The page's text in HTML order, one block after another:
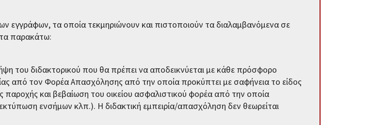
εγγράφων, τα οποία τεκμηριώνουν και πιστοποιούν τα διαλαμβανόμενα σε
παρακάτω:
του διδακτορικού που θα πρέπει να αποδεικνύεται με κάθε πρόσφορο
από τον Φορέα Απασχόλησης από την οποία προκύπτει με σαφήνεια το είδος
παροχής και βεβαίωση του οικείου ασφαλιστικού φορέα από την οποία
ενσήμων κλπ.). Η διδακτική εμπειρία/απασχόληση δεν θεωρείται